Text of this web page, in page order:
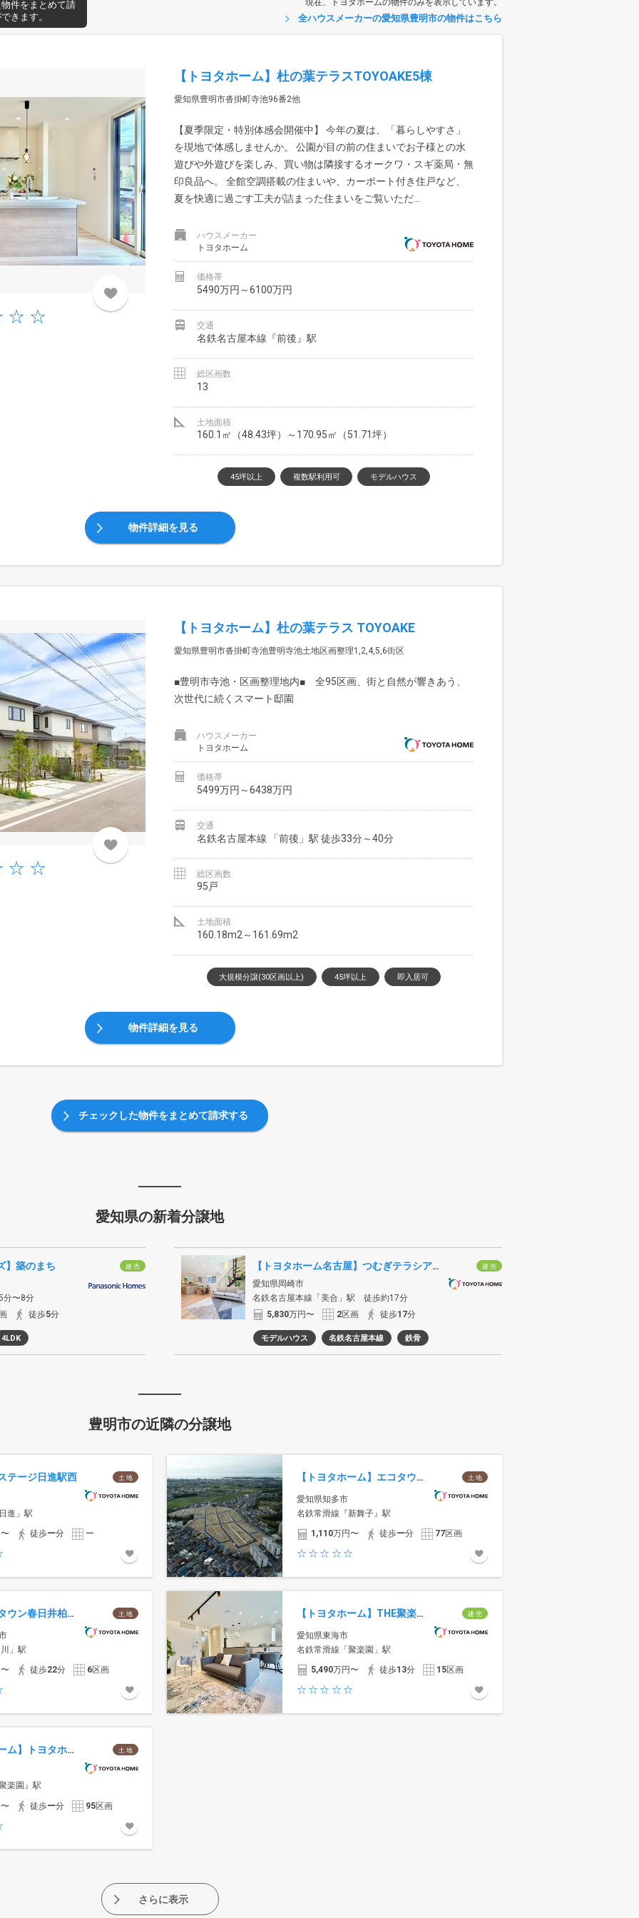
件をまとめて請
きます。
現在、トヨタホームの物件のみを表示しています。
全ハウスメーカーの愛知県豊明市の物件はこちら
【トヨタホーム】杜の葉テラスTOYOAKE5棟
愛知県豊明市沓掛町寺池96番2他
【夏季限定・特別体感会開催中】 今年の夏は、「暮らしやすさ」
を現地で体感しませんか。 公園が目の前の住まいでお子様との水
遊びや外遊びを楽しみ、買い物は隣接するオークワ・スギ薬局・無
印良品へ。 全館空調搭載の住まいや、カーポート付き住戸など、
夏を快適に過ごす工夫が詰まった住まいをご覧いただ...
ハウスメーカー
トヨタホーム
価格帯
5490万円～6100万円
交通
名鉄名古屋本線『前後』駅
総区画数
13
土地面積
160.1㎡（48.43坪）～170.95㎡（51.71坪）
45坪以上 複数駅利用可 モデルハウス
物件詳細を見る
【トヨタホーム】杜の葉テラス TOYOAKE
愛知県豊明市沓掛町寺池豊明寺池土地区画整理1,2,4,5,6街区
■豊明市寺池・区画整理地内■ 全95区画、街と自然が響きあう、
次世代に続くスマート邸園
ハウスメーカー
トヨタホーム
価格帯
5499万円～6438万円
交通
名鉄名古屋本線 「前後」駅 徒歩33分～40分
総区画数
95戸
土地面積
160.18m2～161.69m2
大規模分譲(30区画以上) 45坪以上 即入居可
物件詳細を見る
チェックした物件をまとめて請求する
愛知県の新着分譲地
建 売
】築のまち
分〜8分
徒歩5分
4LDK
建 売
【トヨタホーム名古屋】つむぎテラシア 112号棟・113号棟
愛知県岡崎市
名鉄名古屋本線「美合」駅 徒歩約17分
5,830万円〜 2区画 徒歩17分
モデルハウス 名鉄名古屋本線 鉄骨
豊明市の近隣の分譲地
土 地
テージ日進駅西
進」駅
徒歩ー分 ー
土 地
【トヨタホーム】エコタウン西知多
愛知県知多市
名鉄常滑線『新舞子』駅
1,110万円〜 徒歩ー分 77区画
土 地
プログレスタウン春日井柏原町
」駅
徒歩22分 6区画
建 売
【トヨタホーム】THE聚楽園ラスト1棟
愛知県東海市
名鉄常滑線「聚楽園」駅
5,490万円〜 徒歩13分 15区画
土 地
【トヨタホーム】トヨタホームThe聚楽園
楽園』駅
徒歩ー分 95区画
さらに表示